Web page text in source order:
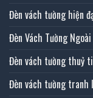
Đèn vách tường hiện
Đèn Vách Tường
Đèn vách tường thuỷ
Đèn vách tường tranh